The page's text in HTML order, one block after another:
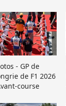
- GP de
de F1 2026
course